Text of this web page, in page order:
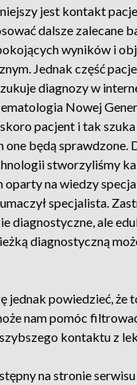
jest kontakt
dalsze zalecane
wyników i
Jednak część
diagnozy w
Nowej
pacjent i tak
one będą sprawdzone.
stworzyliśmy
oparty na wiedzy
specjalista.
diagnostyczne, ale
diagnostyczną
jednak powiedzieć, że
nam pomóc
kontaktu z
na stronie serwisu